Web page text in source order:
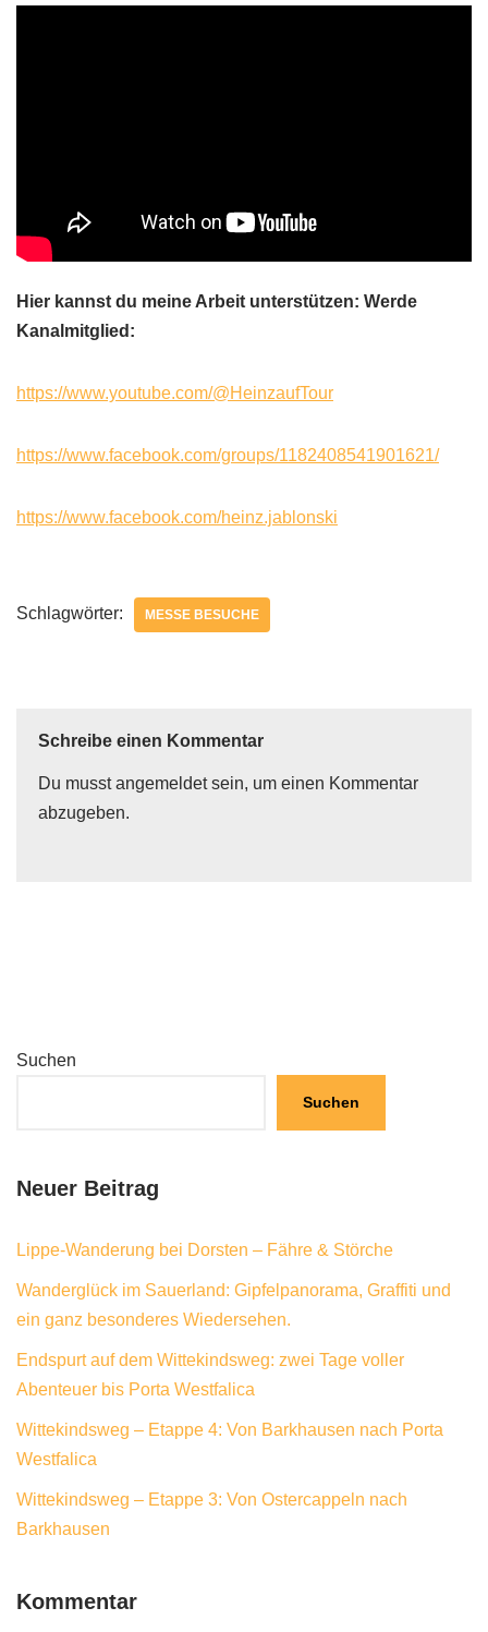
Hier kannst du meine Arbeit unterstützen: Werde
Kanalmitglied:
https://www.youtube.com/@HeinzaufTour
https://www.facebook.com/groups/1182408541901621/
https://www.facebook.com/heinz.jablonski
Schlagwörter: MESSE BESUCHE
Schreibe einen Kommentar
Du musstangemeldetsein, um einen Kommentar
abzugeben.
Suchen
Suchen
Neuer Beitrag
Lippe-Wanderung bei Dorsten – Fähre & Störche
Wanderglück im Sauerland: Gipfelpanorama, Graffiti und
ein ganz besonderes Wiedersehen.
Endspurt auf dem Wittekindsweg: zwei Tage voller
Abenteuer bis Porta Westfalica
Wittekindsweg – Etappe 4: Von Barkhausen nach Porta
Westfalica
Wittekindsweg – Etappe 3: Von Ostercappeln nach
Barkhausen
Kommentar